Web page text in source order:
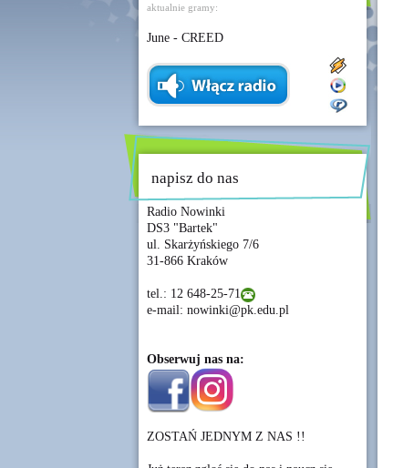
aktualnie gramy:
June - CREED
napisz do nas
Radio Nowinki
DS3 "Bartek"
ul. Skarżyńskiego 7/6
31-866 Kraków
tel.: 12 648-25-71
e-mail: nowinki@pk.edu.pl
Obserwuj nas na:
ZOSTAŃ JEDNYM Z NAS !!